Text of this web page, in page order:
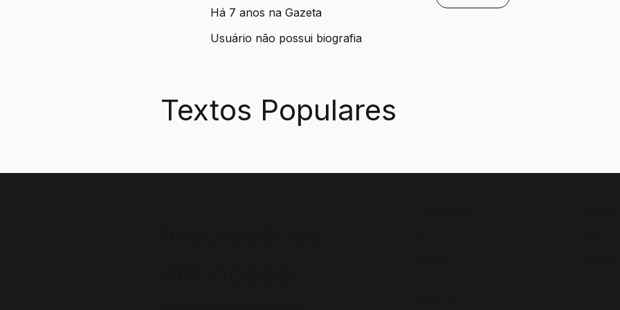
Há 7 anos na Gazeta
Usuário não possui biografia
Textos Populares